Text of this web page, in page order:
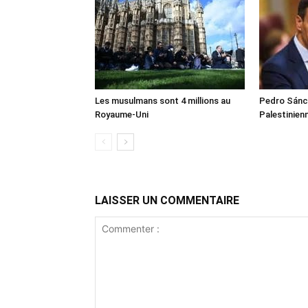
Les musulmans sont 4 millions au
Royaume-Uni
Pedro
LAISSER UN COMMENTAIRE